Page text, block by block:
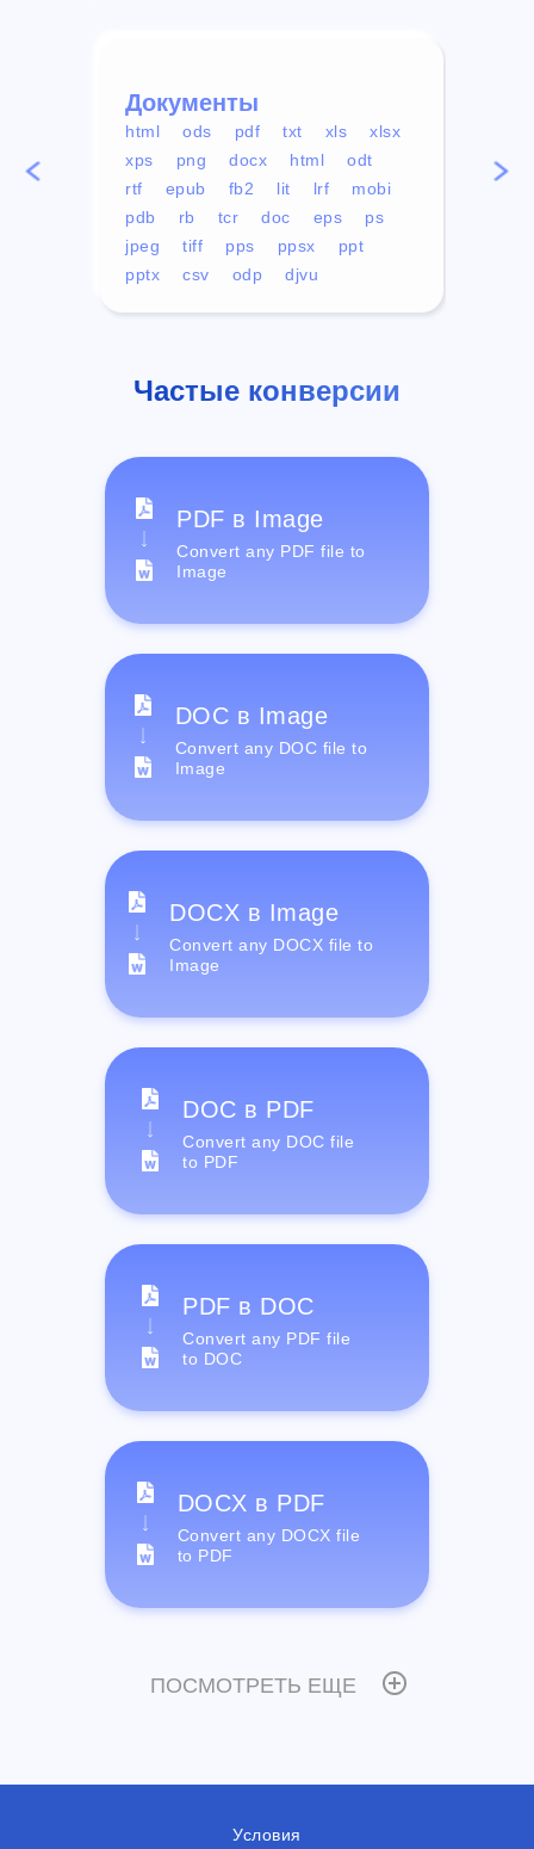
Документы
html ods pdf txt xls
xlsx
xps
png docx html
odt
rtf
epub fb2 lit lrf
mobi
pdb
rb tcr doc eps
ps
jpeg
tiff pps ppsx
ppt
pptx
csv odp djvu
mp4
Частые конверсии
PDF в Image
Convert any PDF file to
Image
DOC в Image
Convert any DOC file to
Image
DOCX в Image
Convert any DOCX file to
Image
DOC в PDF
Convert any DOC file
to PDF
PDF в DOC
Convert any PDF file
to DOC
DOCX в PDF
Convert any DOCX file
to PDF
ПОСМОТРЕТЬ ЕЩЕ
Условия